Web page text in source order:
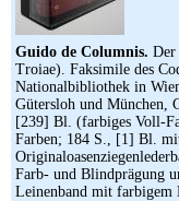
Guido de Columnis. Der
Troiae). Faksimile des
Nationalbibliothek in
Gütersloh und
[239] Bl. (farbiges Voll-
Farben; 184 S., [1] Bl.
Farb- und Blindprägung
Leinenband mit farbigem